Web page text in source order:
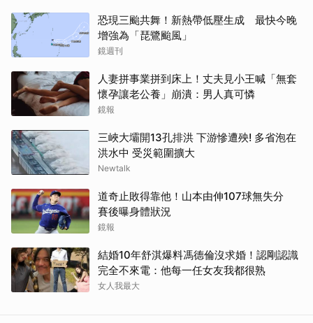
恐現三颱共舞！新熱帶低壓生成 最快今晚
增強為「琵鷺颱風」
鏡週刊
人妻拼事業拼到床上！丈夫見小王喊「無套
懷孕讓老公養」崩潰：男人真可憐
鏡報
三峽大壩開13孔排洪 下游慘遭殃! 多省泡在
洪水中 受災範圍擴大
Newtalk
道奇止敗得靠他！山本由伸107球無失分
賽後曝身體狀況
鏡報
結婚10年舒淇爆料馮德倫沒求婚！認剛認識
完全不來電：他每一任女友我都很熟
女人我最大